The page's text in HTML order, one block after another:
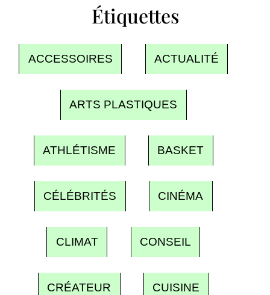
Étiquettes
ACCESSOIRES ACTUALITÉ
ARTS PLASTIQUES
ATHLÉTISME BASKET
CÉLÉBRITÉS CINÉMA
CLIMAT CONSEIL
CRÉATEUR CUISINE